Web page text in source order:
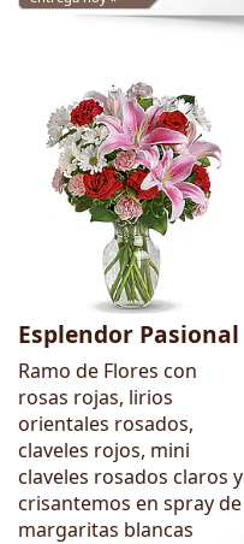
Esplendor Pasional
Ramo de Flores con
rosas rojas, lirios
orientales rosados,
claveles rojos, mini
claveles rosados claros y
crisantemos en spray de
margaritas blancas